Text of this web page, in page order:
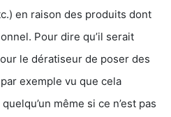
en raison des produits dont
Pour dire qu’il serait
le dératiseur de poser des
exemple vu que cela
même si ce n’est pas